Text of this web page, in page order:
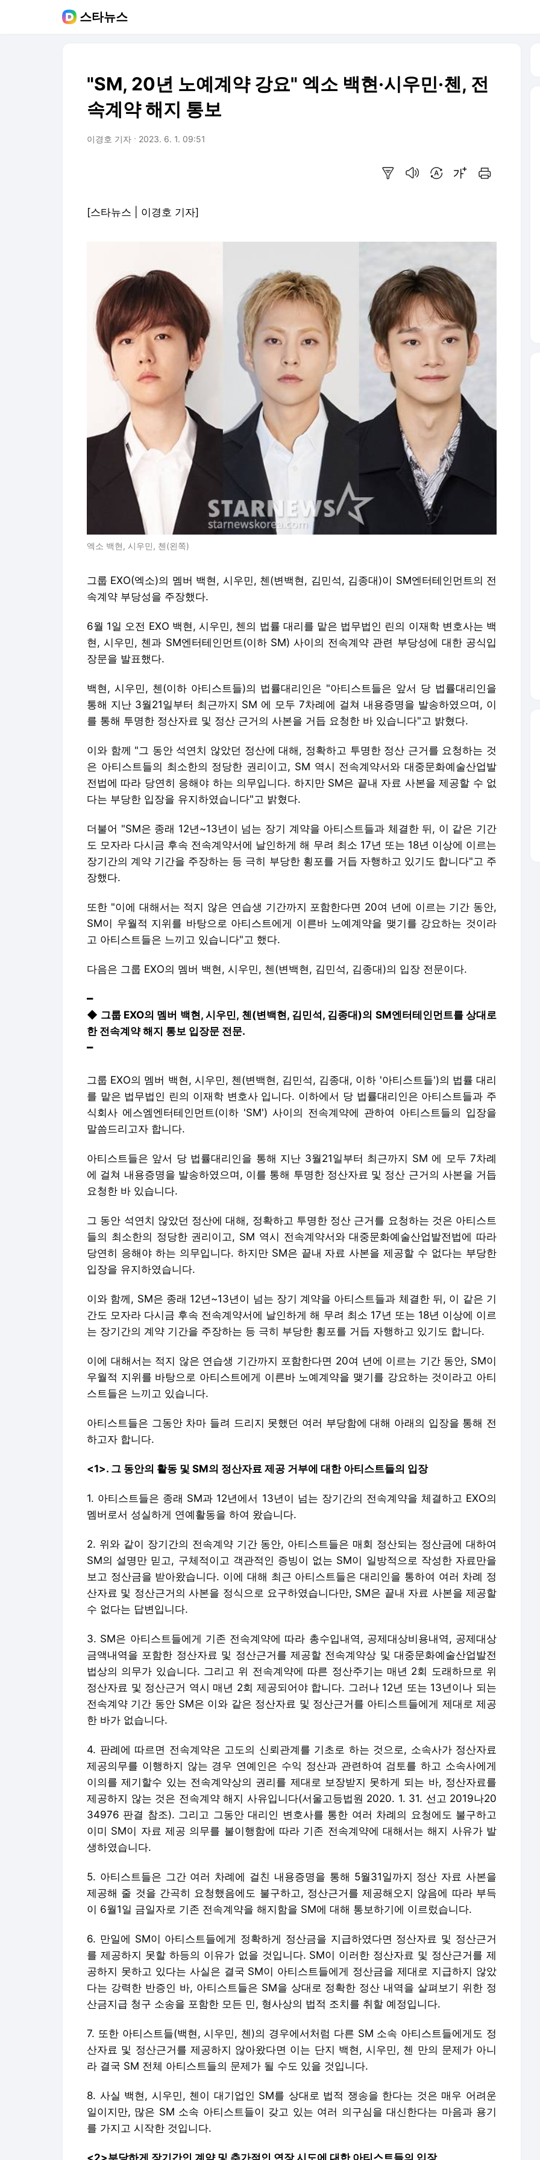
스타뉴스
"SM, 20년 노예계약 강요" 엑소 백현·시우민·첸, 전
속계약 해지 통보
이경호 기자 2023. 6. 1. 09:51
[스타뉴스 | 이경호 기자]
엑소 백현, 시우민, 첸(왼쪽)
그룹 EXO(엑소)의 멤버 백현, 시우민, 첸(변백현, 김민석, 김종대)이 SM엔터테인먼트의 전
속계약 부당성을 주장했다.
6월 1일 오전 EXO 백현, 시우민, 첸의 법률 대리를 맡은 법무법인 린의 이재학 변호사는 백
현, 시우민, 첸과 SM엔터테인먼트(이하 SM) 사이의 전속계약 관련 부당성에 대한 공식입
장문을 발표했다.
백현, 시우민, 첸(이하 아티스트들)의 법률대리인은 "아티스트들은 앞서 당 법률대리인을
통해 지난 3월21일부터 최근까지 SM 에 모두 7차례에 걸쳐 내용증명을 발송하였으며, 이
를 통해 투명한 정산자료 및 정산 근거의 사본을 거듭 요청한 바 있습니다"고 밝혔다.
이와 함께 "그 동안 석연치 않았던 정산에 대해, 정확하고 투명한 정산 근거를 요청하는 것
은 아티스트들의 최소한의 정당한 권리이고, SM 역시 전속계약서와 대중문화예술산업발
전법에 따라 당연히 응해야 하는 의무입니다. 하지만 SM은 끝내 자료 사본을 제공할 수 없
다는 부당한 입장을 유지하였습니다"고 밝혔다.
더불어 "SM은 종래 12년~13년이 넘는 장기 계약을 아티스트들과 체결한 뒤, 이 같은 기간
도 모자라 다시금 후속 전속계약서에 날인하게 해 무려 최소 17년 또는 18년 이상에 이르는
장기간의 계약 기간을 주장하는 등 극히 부당한 횡포를 거듭 자행하고 있기도 합니다"고 주
장했다.
또한 "이에 대해서는 적지 않은 연습생 기간까지 포함한다면 20여 년에 이르는 기간 동안,
SM이 우월적 지위를 바탕으로 아티스트에게 이른바 노예계약을 맺기를 강요하는 것이라
고 아티스트들은 느끼고 있습니다"고 했다.
다음은 그룹 EXO의 멤버 백현, 시우민, 첸(변백현, 김민석, 김종대)의 입장 전문이다.
━
◆ 그룹 EXO의 멤버 백현, 시우민, 첸(변백현, 김민석, 김종대)의 SM엔터테인먼트를 상대로
한 전속계약 해지 통보 입장문 전문.
━
그룹 EXO의 멤버 백현, 시우민, 첸(변백현, 김민석, 김종대, 이하 '아티스트들')의 법률 대리
를 맡은 법무법인 린의 이재학 변호사 입니다. 이하에서 당 법률대리인은 아티스트들과 주
식회사 에스엠엔터테인먼트(이하 'SM') 사이의 전속계약에 관하여 아티스트들의 입장을
말씀드리고자 합니다.
아티스트들은 앞서 당 법률대리인을 통해 지난 3월21일부터 최근까지 SM 에 모두 7차례
에 걸쳐 내용증명을 발송하였으며, 이를 통해 투명한 정산자료 및 정산 근거의 사본을 거듭
요청한 바 있습니다.
그 동안 석연치 않았던 정산에 대해, 정확하고 투명한 정산 근거를 요청하는 것은 아티스트
들의 최소한의 정당한 권리이고, SM 역시 전속계약서와 대중문화예술산업발전법에 따라
당연히 응해야 하는 의무입니다. 하지만 SM은 끝내 자료 사본을 제공할 수 없다는 부당한
입장을 유지하였습니다.
이와 함께, SM은 종래 12년~13년이 넘는 장기 계약을 아티스트들과 체결한 뒤, 이 같은 기
간도 모자라 다시금 후속 전속계약서에 날인하게 해 무려 최소 17년 또는 18년 이상에 이르
는 장기간의 계약 기간을 주장하는 등 극히 부당한 횡포를 거듭 자행하고 있기도 합니다.
이에 대해서는 적지 않은 연습생 기간까지 포함한다면 20여 년에 이르는 기간 동안, SM이
우월적 지위를 바탕으로 아티스트에게 이른바 노예계약을 맺기를 강요하는 것이라고 아티
스트들은 느끼고 있습니다.
아티스트들은 그동안 차마 들려 드리지 못했던 여러 부당함에 대해 아래의 입장을 통해 전
하고자 합니다.
<1>. 그 동안의 활동 및 SM의 정산자료 제공 거부에 대한 아티스트들의 입장
1. 아티스트들은 종래 SM과 12년에서 13년이 넘는 장기간의 전속계약을 체결하고 EXO의
멤버로서 성실하게 연예활동을 하여 왔습니다.
2. 위와 같이 장기간의 전속계약 기간 동안, 아티스트들은 매회 정산되는 정산금에 대하여
SM의 설명만 믿고, 구체적이고 객관적인 증빙이 없는 SM이 일방적으로 작성한 자료만을
보고 정산금을 받아왔습니다. 이에 대해 최근 아티스트들은 대리인을 통하여 여러 차례 정
산자료 및 정산근거의 사본을 정식으로 요구하였습니다만, SM은 끝내 자료 사본을 제공할
수 없다는 답변입니다.
3. SM은 아티스트들에게 기존 전속계약에 따라 총수입내역, 공제대상비용내역, 공제대상
금액내역을 포함한 정산자료 및 정산근거를 제공할 전속계약상 및 대중문화예술산업발전
법상의 의무가 있습니다. 그리고 위 전속계약에 따른 정산주기는 매년 2회 도래하므로 위
정산자료 및 정산근거 역시 매년 2회 제공되어야 합니다. 그러나 12년 또는 13년이나 되는
전속계약 기간 동안 SM은 이와 같은 정산자료 및 정산근거를 아티스트들에게 제대로 제공
한 바가 없습니다.
4. 판례에 따르면 전속계약은 고도의 신뢰관계를 기초로 하는 것으로, 소속사가 정산자료
제공의무를 이행하지 않는 경우 연예인은 수익 정산과 관련하여 검토를 하고 소속사에게
이의를 제기할수 있는 전속계약상의 권리를 제대로 보장받지 못하게 되는 바, 정산자료를
제공하지 않는 것은 전속계약 해지 사유입니다(서울고등법원 2020. 1. 31. 선고 2019나20
34976 판결 참조). 그리고 그동안 대리인 변호사를 통한 여러 차례의 요청에도 불구하고
이미 SM이 자료 제공 의무를 불이행함에 따라 기존 전속계약에 대해서는 해지 사유가 발
생하였습니다.
5. 아티스트들은 그간 여러 차례에 걸친 내용증명을 통해 5월31일까지 정산 자료 사본을
제공해 줄 것을 간곡히 요청했음에도 불구하고, 정산근거를 제공해오지 않음에 따라 부득
이 6월1일 금일자로 기존 전속계약을 해지함을 SM에 대해 통보하기에 이르렀습니다.
6. 만일에 SM이 아티스트들에게 정확하게 정산금을 지급하였다면 정산자료 및 정산근거
를 제공하지 못할 하등의 이유가 없을 것입니다. SM이 이러한 정산자료 및 정산근거를 제
공하지 못하고 있다는 사실은 결국 SM이 아티스트들에게 정산금을 제대로 지급하지 않았
다는 강력한 반증인 바, 아티스트들은 SM을 상대로 정확한 정산 내역을 살펴보기 위한 정
산금지급 청구 소송을 포함한 모든 민, 형사상의 법적 조치를 취할 예정입니다.
7. 또한 아티스트들(백현, 시우민, 첸)의 경우에서처럼 다른 SM 소속 아티스트들에게도 정
산자료 및 정산근거를 제공하지 않아왔다면 이는 단지 백현, 시우민, 첸 만의 문제가 아니
라 결국 SM 전체 아티스트들의 문제가 될 수도 있을 것입니다.
8. 사실 백현, 시우민, 첸이 대기업인 SM를 상대로 법적 쟁송을 한다는 것은 매우 어려운
일이지만, 많은 SM 소속 아티스트들이 갖고 있는 여러 의구심을 대신한다는 마음과 용기
를 가지고 시작한 것입니다.
<2>부당하게 장기간인 계약 및 추가적인 연장 시도에 대한 아티스트들의 입장